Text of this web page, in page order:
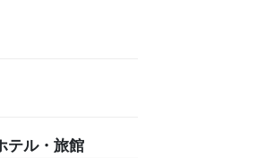
テル・旅館